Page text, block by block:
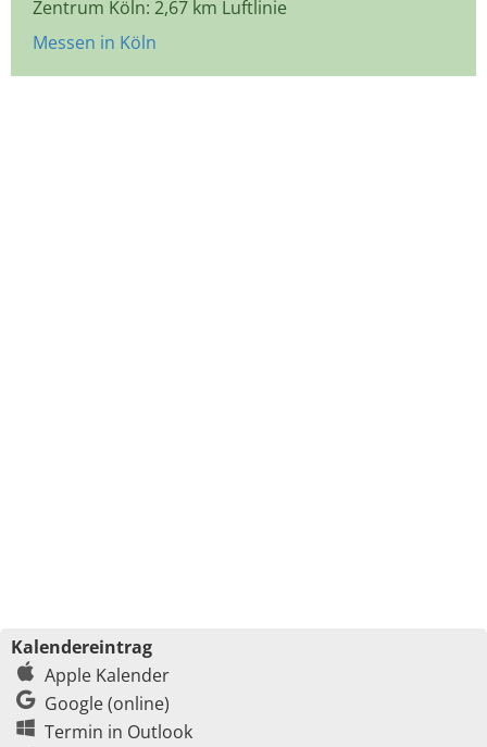
Zentrum Köln: 2,67 km Luftlinie
Messen in Köln
Kalendereintrag
Apple Kalender
Google (online)
Termin in Outlook